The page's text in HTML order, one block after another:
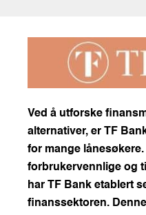
Ved å utforske
alternativer, er TF
for mange
forbrukervennlige og
har TF Bank etablert
finanssektoren.